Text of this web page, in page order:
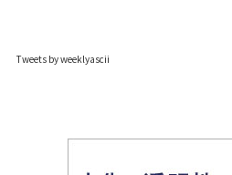
Tweets by weeklyascii